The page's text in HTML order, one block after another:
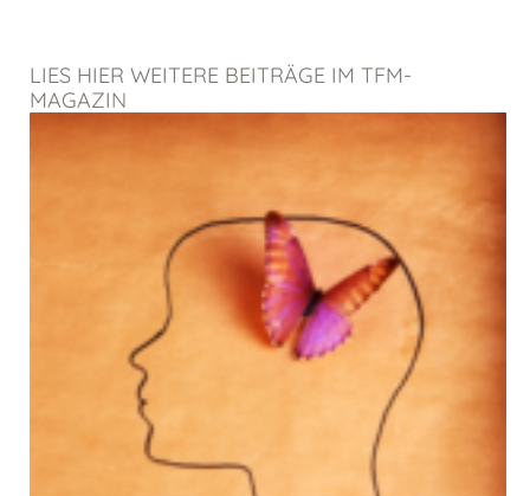
LIES HIER WEITERE BEITRÄGE IM TFM-
MAGAZIN
Seite Seite Seite